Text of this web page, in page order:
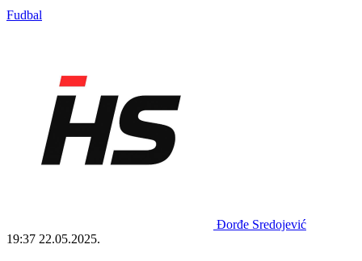
Fudbal
Đorđe Sredojević
19:37 22.05.2025.